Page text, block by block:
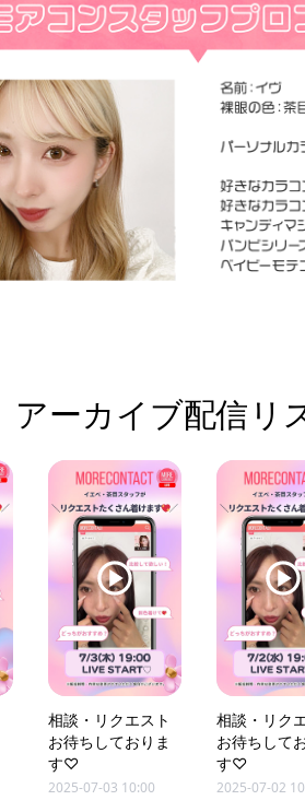
アーカイブ配信リ
相談・リクエスト
お待ちしておりま
す♡
2025-07-03 10:00
相談・リク
お待ちして
す♡
2025-07-02